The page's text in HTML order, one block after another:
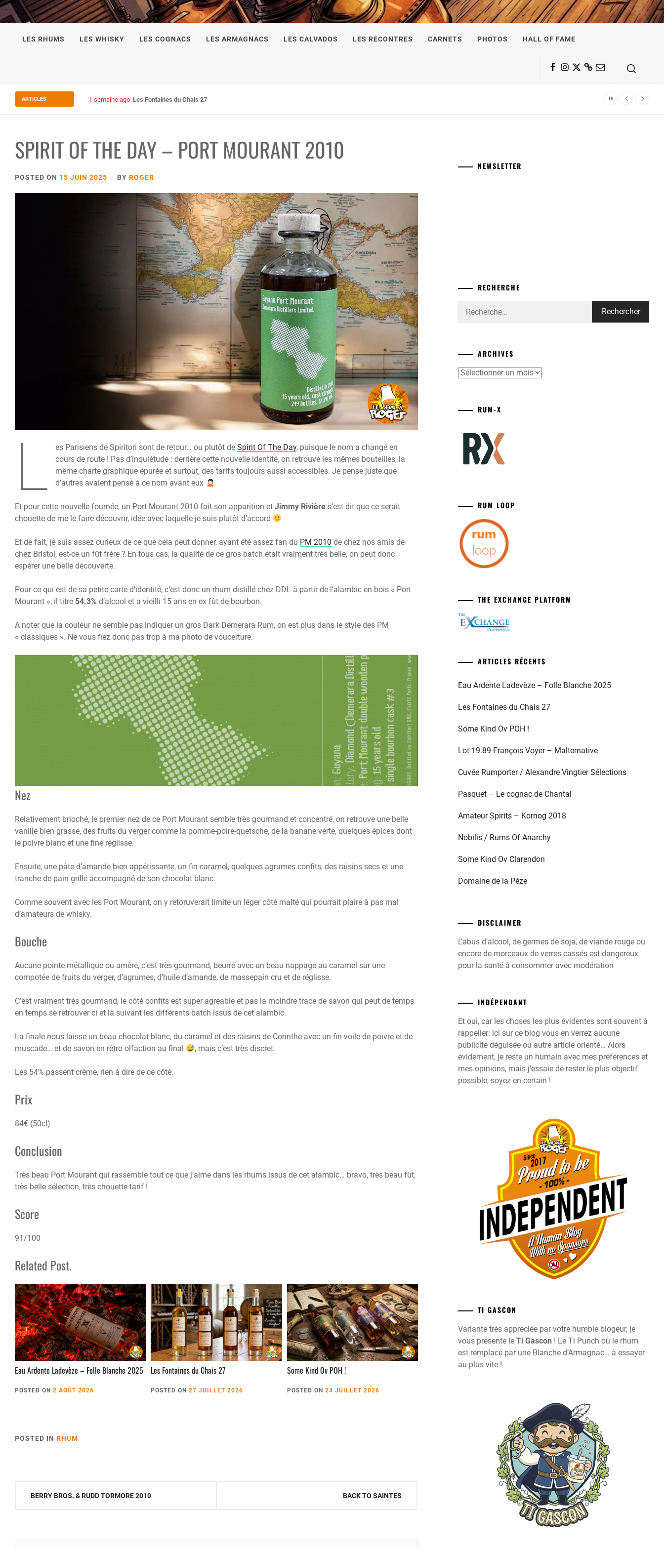
LES RHUMS LES WHISKY LES COGNACS LES ARMAGNACS LES CALVADOS LES RECONTRES CARNETS PHOTOS HALL OF FAME
Facebook
Instagram
TwitterSubstack
Email
ARTICLES 1 semaine ago Les Fontaines du Chais 27
SPIRIT OF THE DAY – PORT MOURANT 2010
POSTED ON 15 JUIN 2025 BY ROGER
L es Parisiens de Spiritori sont de retour… ou plutôt deSpirit Of The Day, puisque le nom a changé en
cours de route ! Pas d’inquiétude : derrière cette nouvelle identité, on retrouve les mêmes bouteilles, la
même charte graphique épurée et surtout, des tarifs toujours aussi accessibles. Je pense juste que
d’autres avaient pensé à ce nom avant eux
Et pour cette nouvelle fournée, un Port Mourant 2010 fait son apparition et Jimmy Rivière s’est dit que ce serait
chouette de me le faire découvrir, idée avec laquelle je suis plutôt d’accord
Et de fait, je suis assez curieux de ce que cela peut donner, ayant été assez fan du PM 2010 de chez nos amis de
chez Bristol, est-ce un fût frère ? En tous cas, la qualité de ce gros batch était vraiment très belle, on peut donc
espérer une belle découverte.
Pour ce qui est de sa petite carte d’identité, c’est donc un rhum distillé chez DDL à partir de l’alambic en bois « Port
Mourant », il titre 54.3% d’alcool et a vieilli 15 ans en ex fût de bourbon.
A noter que la couleur ne semble pas indiquer un gros Dark Demerara Rum, on est plus dans le style des PM
« classiques ». Ne vous fiez donc pas trop à ma photo de voucerture.
Nez
Relativement brioché, le premier nez de ce Port Mourant semble très gourmand et concentré, on retrouve une belle
vanille bien grasse, des fruits du verger comme la pomme-poire-quetsche, de la banane verte, quelques épices dont
le poivre blanc et une fine réglisse.
Ensuite, une pâte d’amande bien appétissante, un fin caramel, quelques agrumes confits, des raisins secs et une
tranche de pain grillé accompagné de son chocolat blanc.
Comme souvent avec les Port Mourant, on y retoruverait limite un léger côté malté qui pourrait plaire à pas mal
d’amateurs de whisky.
Bouche
Aucune pointe métallique ou amère, c’est très gourmand, beurré avec un beau nappage au caramel sur une
compotée de fruits du verger, d’agrumes, d’huile d’amande, de massepain cru et de réglisse.
C’est vraiment très gourmand, le côté confits est super agréable et pas la moindre trace de savon qui peut de temps
en temps se retrouver ci et là suivant les différents batch issus de cet alambic.
La finale nous laisse un beau chocolat blanc, du caramel et des raisins de Corinthe avec un fin voile de poivre et de
muscade… et de savon en rétro olfaction au final
, mais c’est très discret.
Les 54% passent crème, rien à dire de ce côté.
Prix
84€ (50cl)
Conclusion
Très beau Port Mourant qui rassemble tout ce que j’aime dans les rhums issus de cet alambic… bravo, très beau fût,
très belle sélection, très chouette tarif !
Score
91/100
Related Post.
Eau Ardente Ladevèze – Folle Blanche 2025
POSTED ON 2 AOÛT 2026
Les Fontaines du Chais 27
POSTED ON27 JUILLET 2026
Some Kind Ov POH !
POSTED ON 24 JUILLET 2026
POSTED IN RHUM
Navigation
BERRY BROS. & RUDD TORMORE 2010 BACK TO SAINTES
NEWSLETTER
RECHERCHE
ARCHIVES
Archives
RUM-X
RUM LOOP
THE EXCHANGE PLATFORM
ARTICLES RÉCENTS
Eau Ardente Ladevèze – Folle Blanche 2025
Les Fontaines du Chais 27
Some Kind Ov POH !
Lot 19.89 François Voyer – Malternative
Cuvée Rumporter / Alexandre Vingtier Sélections
Pasquet – Le cognac de Chantal
Amateur Spirits – Kornog 2018
Nobilis / Rums Of Anarchy
Some Kind Ov Clarendon
Domaine de la Pèze
DISCLAIMER
L’abus d’alcool, de germes de soja, de viande rouge ou
encore de morceaux de verres cassés est dangereux
pour la santé à consommer avec modération
INDÉPENDANT
Et oui, car les choses les plus évidentes sont souvent à
rappeller: ici sur ce blog vous en verrez aucune
publicité déguisée ou autre article orienté… Alors
évidement, je reste un humain avec mes préférences et
mes opinions, mais j’essaie de rester le plus objectif
possible, soyez en certain !
TI GASCON
Variante très appréciée par votre humble blogeur, je
vous présente le Ti Gascon ! Le Ti Punch où le rhum
est remplacé par une Blanche d’Armagnac… à essayer
au plus vite !